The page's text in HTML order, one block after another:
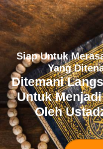
Siap Untuk
Yang
Ditemani
Untuk
Oleh